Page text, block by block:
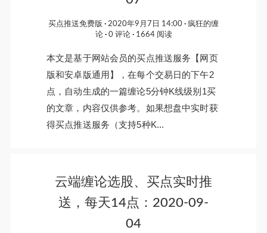
买点推送免费版 2020年9月7日 14:00
疯狂的缠
论
0 评论 1664 阅读
本文是基于网站会员的买点推送服务【网页
版和安卓版通用】，在每个交易日的下午2
点，自动生成的一篇缠论5分钟K线级别1买
的文章，内容仅供参考。如果想盘中实时获
得买点推送服务（支持5种K...
云端缠论选股、买点实时推
送，每天14点：2020-09-
04